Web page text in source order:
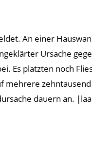
An einer
Ursache
Es platzten noch
mehrere
dauern an. |laa